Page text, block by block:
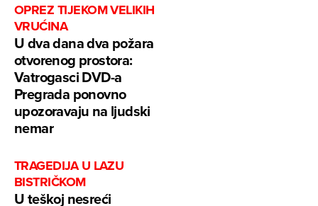
OPREZ TIJEKOM VELIKIH
VRUĆINA
U dva dana dva požara
otvorenog prostora:
Vatrogasci DVD-a
Pregrada ponovno
upozoravaju na ljudski
nemar
TRAGEDIJA U LAZU
BISTRIČKOM
U teškoj nesreći